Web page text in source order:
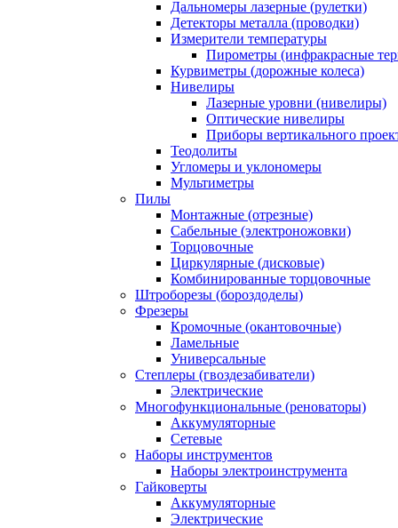
Дальномеры лазерные (рулетки)
Детекторы металла (проводки)
Измерители температуры
Пирометры (инфракрасные
Курвиметры (дорожные колеса)
Нивелиры
Лазерные уровни (нивелиры)
Оптические нивелиры
Приборы вертикального
Теодолиты
Угломеры и уклономеры
Мультиметры
Пилы
Монтажные (отрезные)
Сабельные (электроножовки)
Торцовочные
Циркулярные (дисковые)
Комбинированные торцовочные
Штроборезы (бороздоделы)
Фрезеры
Кромочные (окантовочные)
Ламельные
Универсальные
Степлеры (гвоздезабиватели)
Электрические
Многофункциональные (реноваторы)
Аккумуляторные
Сетевые
Наборы инструментов
Наборы электроинструмента
Гайковерты
Аккумуляторные
Электрические